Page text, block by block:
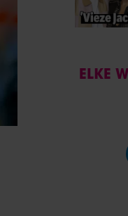
ELKE